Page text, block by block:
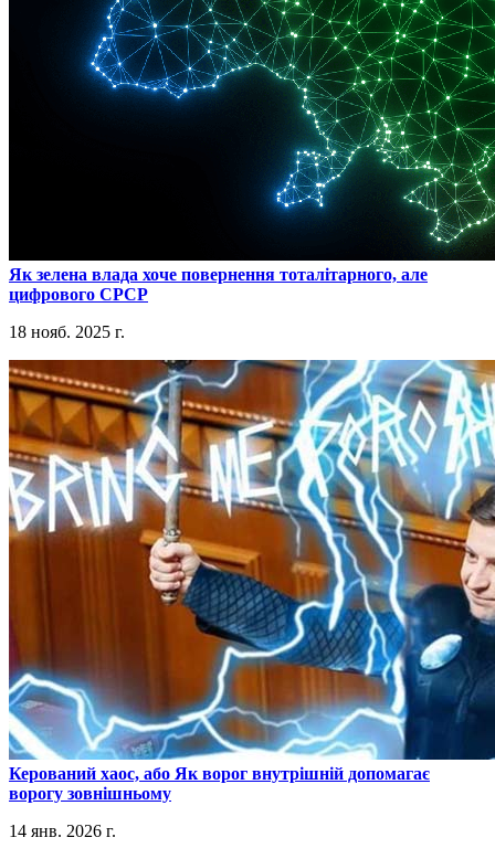
​Як зелена влада хоче повернення тоталітарного, але
цифрового СРСР
18 нояб. 2025 г.
​Керований хаос, або Як ворог внутрішній допомагає
ворогу зовнішньому
14 янв. 2026 г.